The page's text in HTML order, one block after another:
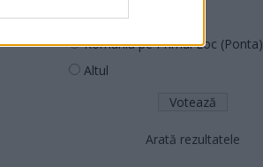
FAR (Coarnă)
România pe Primul Loc (Ponta)
Altul
Arată rezultatele